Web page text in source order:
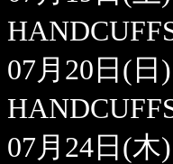
07月20日(日
07月24日(木